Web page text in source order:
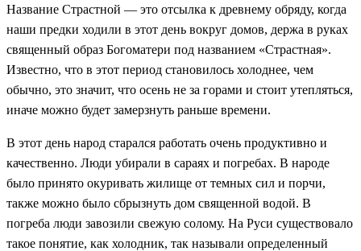
Название Страстной — это отсылка к древнему обряду, когда
наши предки ходили в этот день вокруг домов, держа в руках
священный образ Богоматери под названием «Страстная».
Известно, что в этот период становилось холоднее, чем
обычно, это значит, что осень не за горами и стоит утепляться,
иначе можно будет замерзнуть раньше времени.
В этот день народ старался работать очень продуктивно и
качественно. Люди убирали в сараях и погребах. В народе
было принято окуривать жилище от темных сил и порчи,
также можно было сбрызнуть дом священной водой. В
погреба люди завозили свежую солому. На Руси существовало
такое понятие, как холодник, так называли определенный